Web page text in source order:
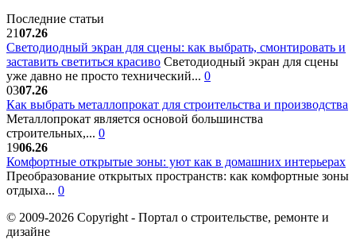
Последние статьи
2107.26
Светодиодный экран для сцены: как выбрать, смонтировать и
заставить светиться красиво Светодиодный экран для сцены
уже давно не просто технический... 0
0307.26
Как выбрать металлопрокат для строительства и производства
Металлопрокат является основой большинства
строительных,... 0
1906.26
Комфортные открытые зоны: уют как в домашних интерьерах
Преобразование открытых пространств: как комфортные зоны
отдыха... 0
© 2009-2026 Copyright - Портал о строительстве, ремонте и
дизайне